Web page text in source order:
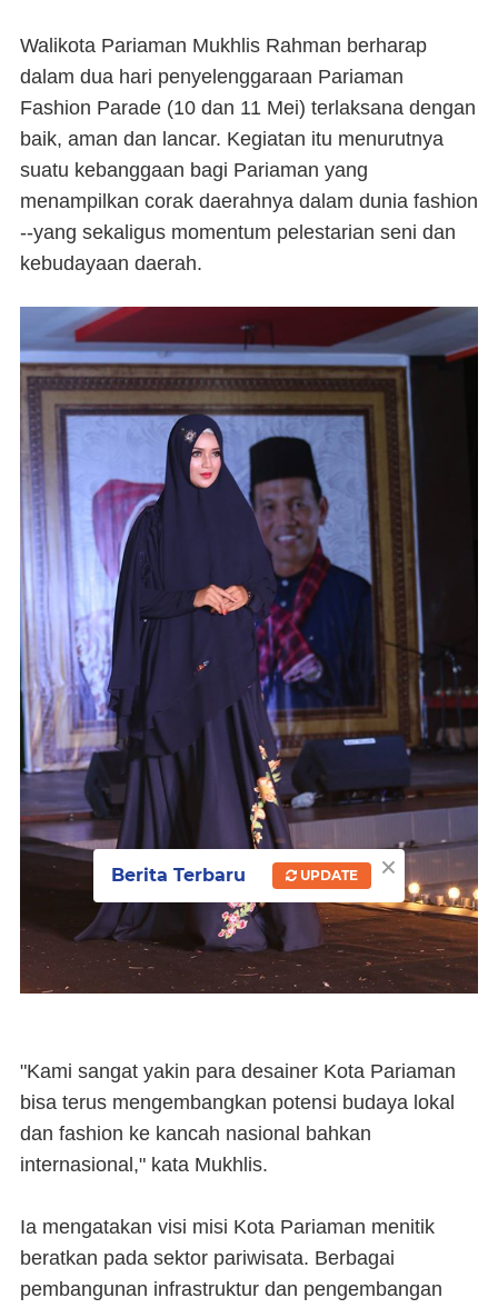
Walikota Pariaman Mukhlis Rahman berharap
dalam dua hari penyelenggaraan Pariaman
Fashion Parade (10 dan 11 Mei) terlaksana dengan
baik, aman dan lancar. Kegiatan itu menurutnya
suatu kebanggaan bagi Pariaman yang
menampilkan corak daerahnya dalam dunia fashion
--yang sekaligus momentum pelestarian seni dan
kebudayaan daerah.
"Kami sangat yakin para desainer Kota Pariaman
bisa terus mengembangkan potensi budaya lokal
dan fashion ke kancah nasional bahkan
internasional," kata Mukhlis.
Ia mengatakan visi misi Kota Pariaman menitik
beratkan pada sektor pariwisata. Berbagai
pembangunan infrastruktur dan pengembangan
×
Berita Terbaru UPDATE